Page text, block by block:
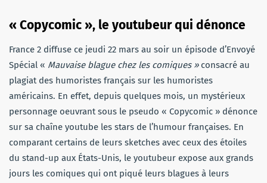
« Copycomic », le youtubeur qui dénonce
France 2 diffuse ce jeudi 22 mars au soir un épisode d’Envoyé
Spécial « Mauvaise blague chez les comiques » consacré au
plagiat des humoristes français sur les humoristes
américains. En effet, depuis quelques mois, un mystérieux
personnage oeuvrant sous le pseudo « Copycomic » dénonce
sur sa chaîne youtube les stars de l’humour françaises. En
comparant certains de leurs sketches avec ceux des étoiles
du stand-up aux États-Unis, le youtubeur expose aux grands
jours les comiques qui ont piqué leurs blagues à leurs